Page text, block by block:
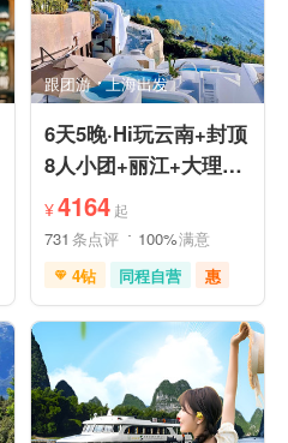
雪山之旅
赏花之旅
美景探索
深度人文
世界遗产
摄影之旅
休闲度假
特色民宿
跟团游 上海出发
6天5晚·Hi玩云南+封顶
8人小团+丽江+大理
+泸沽湖+玉龙雪山+洱
¥4164 起
731 条点评 100%满意
4钻
同程自营
惠
充足自由时间
免费接送机
家庭游
品质游
休闲游
环游洱海